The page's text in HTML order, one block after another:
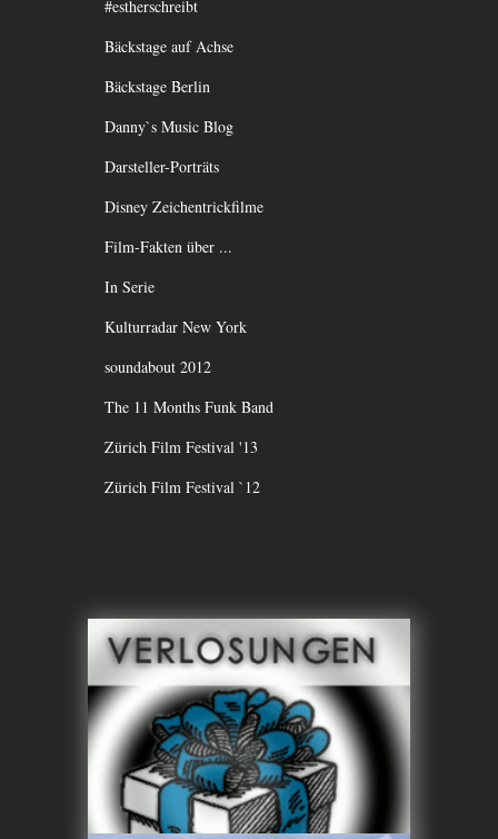
#estherschreibt
Bäckstage auf Achse
Bäckstage Berlin
Danny`s Music Blog
Darsteller-Porträts
Disney Zeichentrickfilme
Film-Fakten über ...
In Serie
Kulturradar New York
soundabout 2012
The 11 Months Funk Band
Zürich Film Festival '13
Zürich Film Festival `12